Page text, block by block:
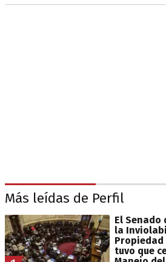
Más leídas de Perfil
El Senado
la
Propiedad
tuvo que